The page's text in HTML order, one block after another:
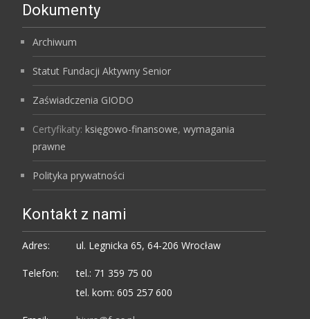
Dokumenty
Archiwum
Statut Fundacji Aktywny Senior
Zaświadczenia GIODO
Certyfikaty: księgowo-finansowe, wymagania
prawne
Polityka prywatności
Kontakt z nami
Adres: ul. Legnicka 65, 64-206 Wrocław
Telefon:
tel.: 71 359 75 00
tel. kom: 605 257 600